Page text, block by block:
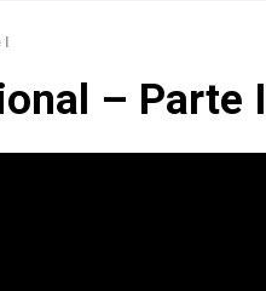
I
– Parte I